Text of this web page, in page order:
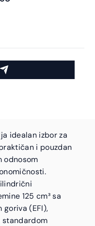
idealan izbor za
i pouzdan
odnosom
125 cm³ sa
goriva (EFI),
standardom